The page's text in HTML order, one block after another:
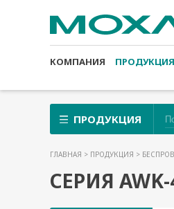
КОМПАНИЯ ПРОДУКЦИЯ
ПРОДУКЦИЯ
ГЛАВНАЯ > ПРОДУКЦИЯ >
СЕРИЯ